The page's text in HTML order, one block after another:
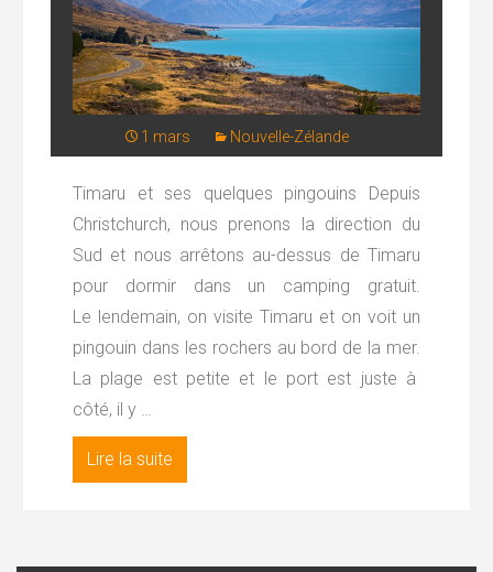
1 mars Nouvelle-Zélande
Timaru et ses quelques pingouins Depuis
Christchurch, nous prenons la direction du
Sud et nous arrêtons au-dessus de Timaru
pour dormir dans un camping gratuit.
Le lendemain, on visite Timaru et on voit un
pingouin dans les rochers au bord de la mer.
La plage est petite et le port est juste à
côté, il y …
Lire la suite